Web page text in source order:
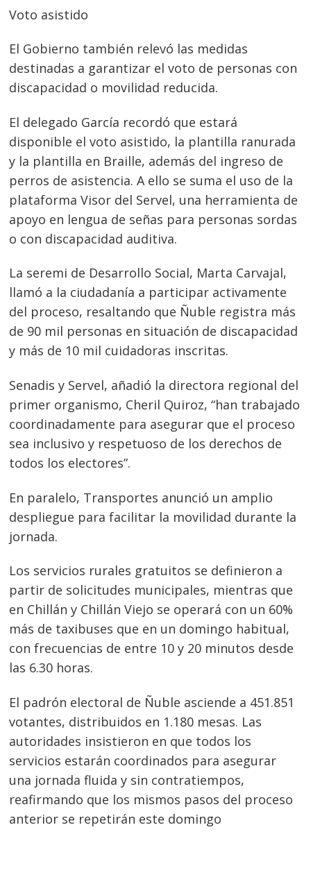
Voto asistido
El Gobierno también relevó las medidas
destinadas a garantizar el voto de personas con
discapacidad o movilidad reducida.
El delegado García recordó que estará
disponible el voto asistido, la plantilla ranurada
y la plantilla en Braille, además del ingreso de
perros de asistencia. A ello se suma el uso de la
plataforma Visor del Servel, una herramienta de
apoyo en lengua de señas para personas sordas
o con discapacidad auditiva.
La seremi de Desarrollo Social, Marta Carvajal,
llamó a la ciudadanía a participar activamente
del proceso, resaltando que Ñuble registra más
de 90 mil personas en situación de discapacidad
y más de 10 mil cuidadoras inscritas.
Senadis y Servel, añadió la directora regional del
primer organismo, Cheril Quiroz, “han trabajado
coordinadamente para asegurar que el proceso
sea inclusivo y respetuoso de los derechos de
todos los electores”.
En paralelo, Transportes anunció un amplio
despliegue para facilitar la movilidad durante la
jornada.
Los servicios rurales gratuitos se definieron a
partir de solicitudes municipales, mientras que
en Chillán y Chillán Viejo se operará con un 60%
más de taxibuses que en un domingo habitual,
con frecuencias de entre 10 y 20 minutos desde
las 6.30 horas.
El padrón electoral de Ñuble asciende a 451.851
votantes, distribuidos en 1.180 mesas. Las
autoridades insistieron en que todos los
servicios estarán coordinados para asegurar
una jornada fluida y sin contratiempos,
reafirmando que los mismos pasos del proceso
anterior se repetirán este domingo